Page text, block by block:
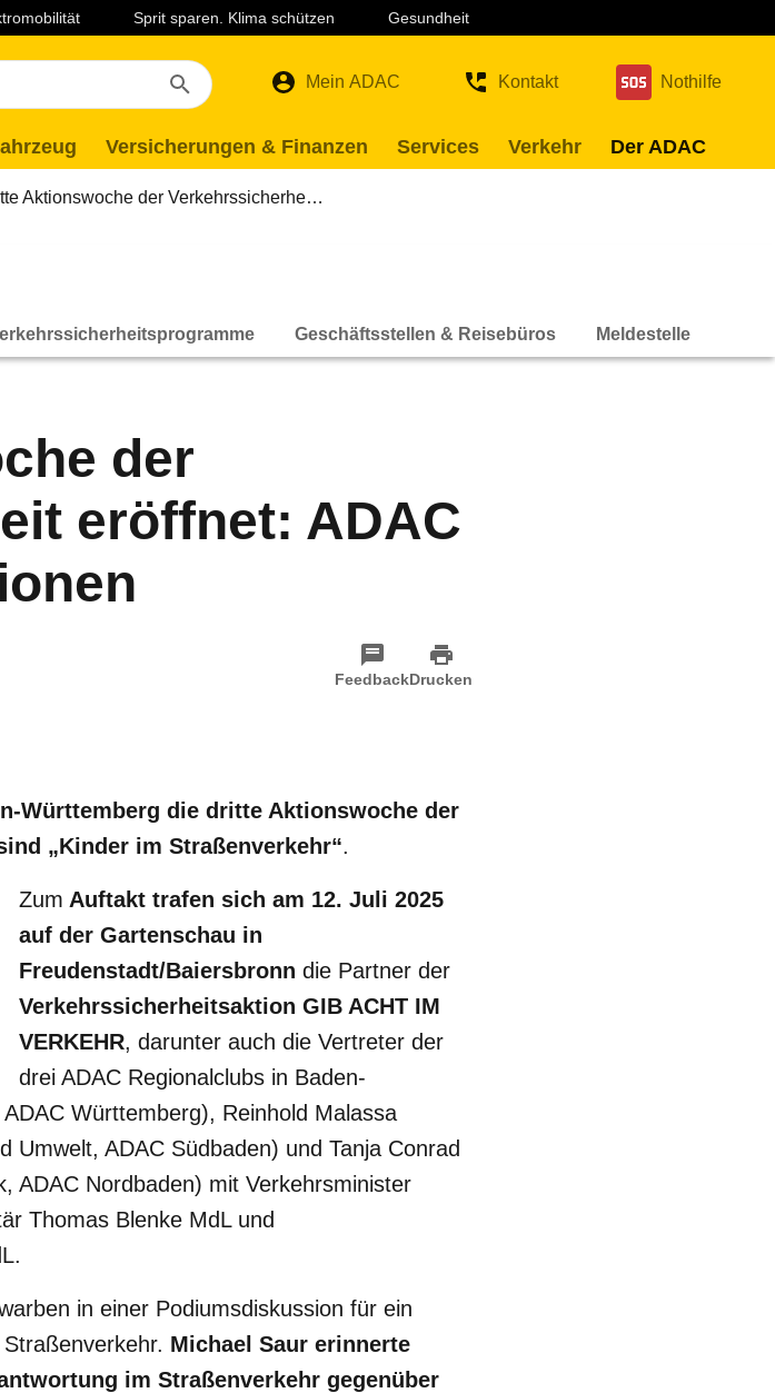
Sprit sparen. Klima schützen Gesundheit
Mein ADAC Kontakt Nothilfe
Versicherungen & Finanzen Services Verkehr Der ADAC
Aktionswoche der Verkehrssicherhe…
Geschäftsstellen & Reisebüros Meldestelle
der
eröffnet: ADAC
FeedbackDrucken
Württemberg die dritte Aktionswoche der
„Kinder im Straßenverkehr“.
Zum Auftakt trafen sich am 12. Juli 2025
auf der Gartenschau in
Freudenstadt/Baiersbronn die Partner der
Verkehrssicherheitsaktion GIB ACHT IM
VERKEHR, darunter auch die Vertreter der
drei ADAC Regionalclubs in Baden-
Württemberg), Reinhold Malassa
Umwelt, ADAC Südbaden) und Tanja Conrad
ADAC Nordbaden) mit Verkehrsminister
Thomas Blenke MdL und
in einer Podiumsdiskussion für ein
Michael Saur erinnerte
im Straßenverkehr gegenüber